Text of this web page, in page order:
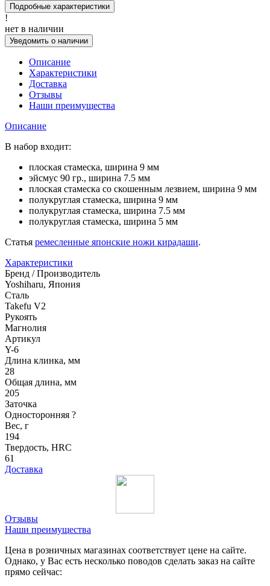
Подробные характеристики
!
нет в наличии
Уведомить о наличии
Описание
Характеристики
Доставка
Отзывы
Наши преимущества
Описание
В набор входит:
плоская стамеска, ширина 9 мм
эйсмус 90 гр., ширина 7.5 мм
плоская стамеска со скошенным лезвием, ширина 9 мм
полукруглая стамеска, ширина 9 мм
полукруглая стамеска, ширина 7.5 мм
полукруглая стамеска, ширина 5 мм
Статья ремесленные японские ножи кирадаши.
Характеристики
Бренд / Производитель
Yoshiharu, Япония
Сталь
Takefu V2
Рукоять
Магнолия
Артикул
Y-6
Длина клинка, мм
28
Общая длина, мм
205
Заточка
Односторонняя ?
Вес, г
194
Твердость, HRC
61
Доставка
Отзывы
Наши преимущества
Цена в розничных магазинах соответствует цене на сайте.
Однако, у Вас есть несколько поводов сделать заказ на сайте
прямо сейчас: